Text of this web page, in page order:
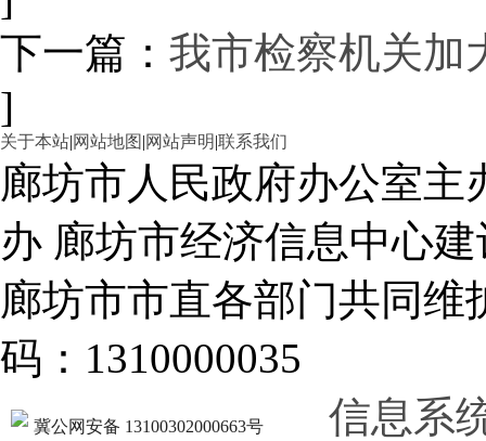
下一篇： 我市检察机关加
]
关于本站|网站地图 |网站声明|联系我们
廊坊市人民政府办公室
办 廊坊市经济信息中心建
廊坊市市直各部门共同
码：1310000035
冀公网安备 13100302000663号
信息系